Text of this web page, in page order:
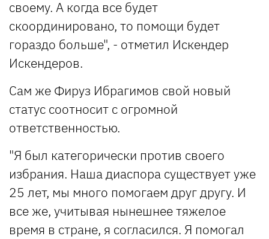
своему. А когда все будет
скоординировано, то помощи будет
гораздо больше", - отметил Искендер
Искендеров.
Сам же Фируз Ибрагимов свой новый
статус соотносит с огромной
ответственностью.
"Я был категорически против своего
избрания. Наша диаспора существует уже
25 лет, мы много помогаем друг другу. И
все же, учитывая нынешнее тяжелое
время в стране, я согласился. Я помогал